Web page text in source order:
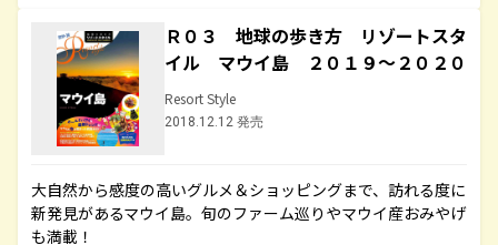
Ｒ０３ 地球の歩き方 リゾートスタ
イル マウイ島 ２０１９～２０２０
Resort Style
2018.12.12 発売
大自然から感度の高いグルメ＆ショッピングまで、訪れる度に
新発見があるマウイ島。旬のファーム巡りやマウイ産おみやげ
も満載！